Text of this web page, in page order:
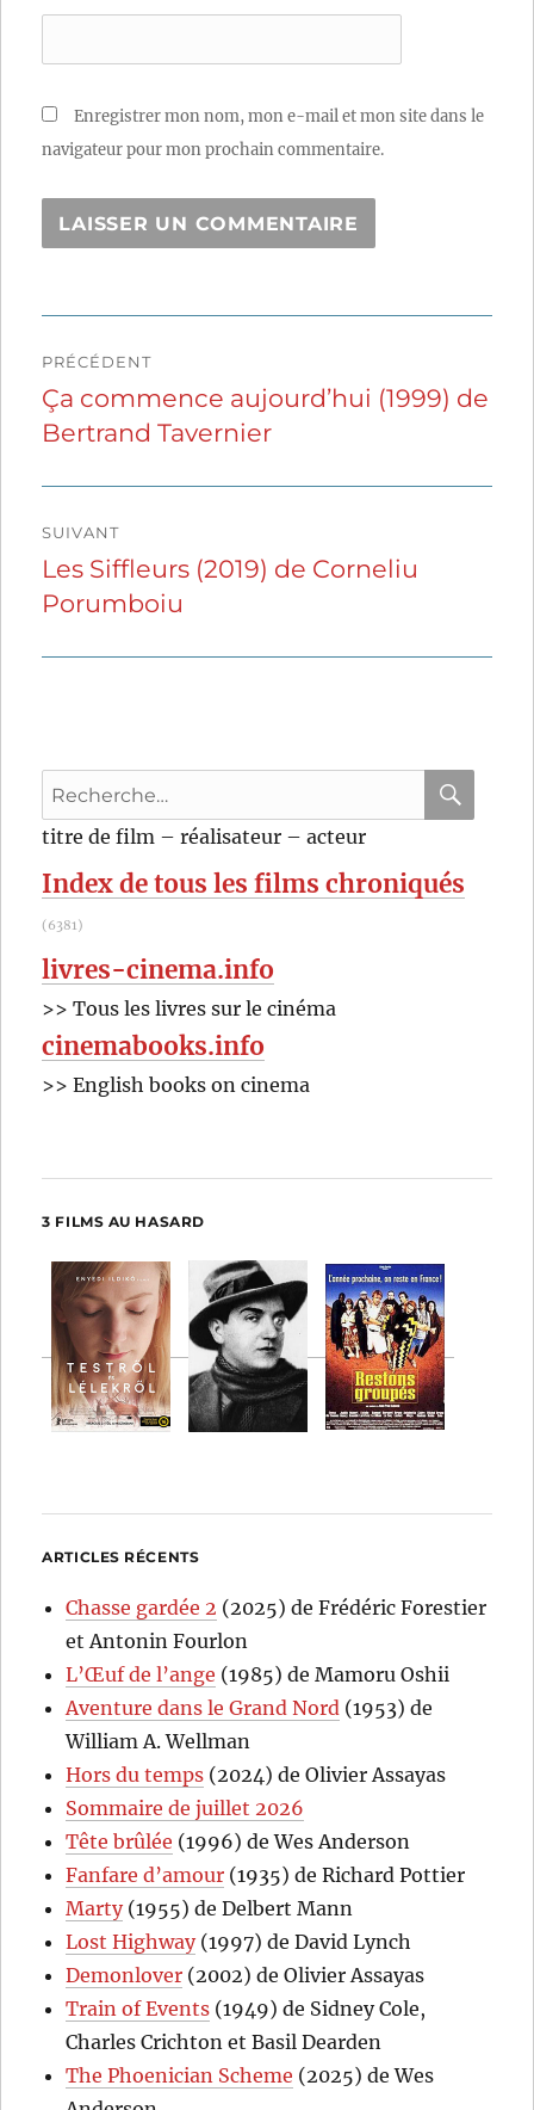
Enregistrer mon nom, mon e-mail et mon site dans le
navigateur pour mon prochain commentaire.
de
l’article
PRÉCÉDENT
Publication
précédente :
Ça commence aujourd’hui (1999) de
Bertrand Tavernier
SUIVANT
Publication
suivante :
Les Siffleurs (2019) de Corneliu
Porumboiu
Recherche
pour
titre de film – réalisateur – acteur
Index de tous les films chroniqués
(6381)
livres-cinema.info
>> Tous les livres sur le cinéma
cinemabooks.info
>> English books on cinema
3 FILMS AU HASARD
ARTICLES RÉCENTS
Chasse gardée 2 (2025) de Frédéric Forestier
et Antonin Fourlon
L’Œuf de l’ange (1985) de Mamoru Oshii
Aventure dans le Grand Nord (1953) de
William A. Wellman
Hors du temps (2024) de Olivier Assayas
Sommaire de juillet 2026
Tête brûlée (1996) de Wes Anderson
Fanfare d’amour (1935) de Richard Pottier
Marty(1955) de Delbert Mann
Lost Highway(1997) de David Lynch
Demonlover (2002) de Olivier Assayas
Train of Events (1949) de Sidney Cole,
Charles Crichton et Basil Dearden
The Phoenician Scheme (2025) de Wes